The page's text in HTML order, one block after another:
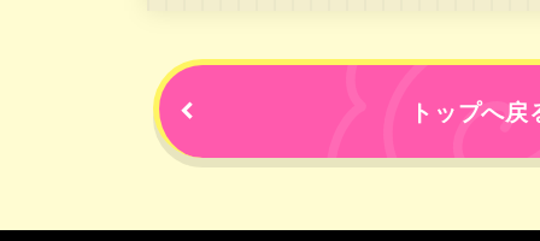
トップへ戻